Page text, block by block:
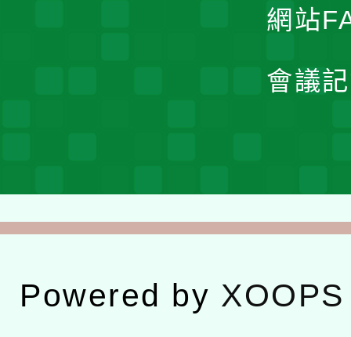
網站
會議
Powered by XOOPS